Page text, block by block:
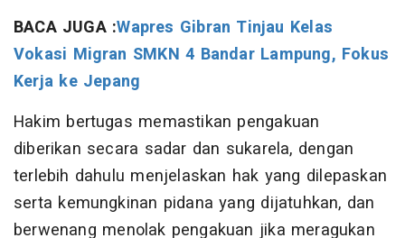
BACA JUGA :Wapres Gibran Tinjau Kelas
Vokasi Migran SMKN 4 Bandar Lampung, Fokus
Kerja ke Jepang
Hakim bertugas memastikan pengakuan
diberikan secara sadar dan sukarela, dengan
terlebih dahulu menjelaskan hak yang dilepaskan
serta kemungkinan pidana yang dijatuhkan, dan
berwenang menolak pengakuan jika meragukan